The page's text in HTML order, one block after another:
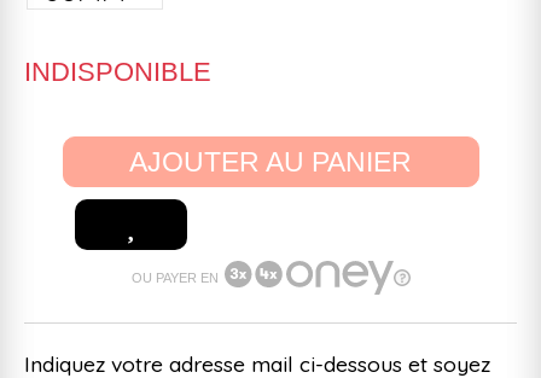
INDISPONIBLE
AJOUTER AU PANIER
OU PAYER EN
Indiquez votre adresse mail ci-dessous et soyez